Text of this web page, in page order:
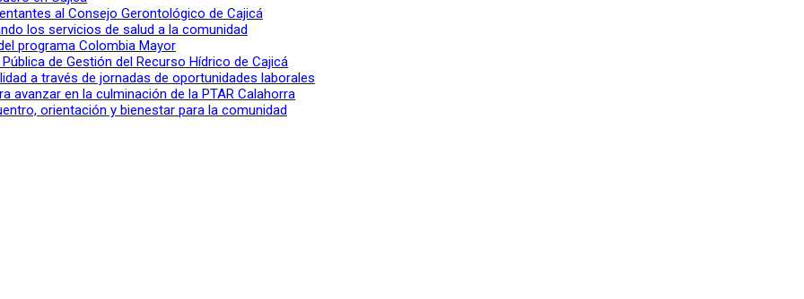
al Consejo Gerontológico de Cajicá
los servicios de salud a la comunidad
programa Colombia Mayor
de Gestión del Recurso Hídrico de Cajicá
a través de jornadas de oportunidades laborales
avanzar en la culminación de la PTAR Calahorra
orientación y bienestar para la comunidad